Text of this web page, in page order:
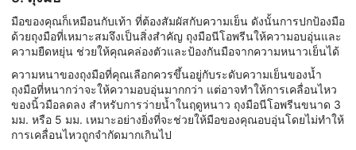
มือของคุณก็เหมือนกับเท้า ที่ต้องสัมผัสกับความเย็น ดังนั้นการปกป้องมือ
ด้วยถุงมือที่เหมาะสมจึงเป็นสิ่งสำคัญ ถุงมือนีโอพรีนให้ความอบอุ่นและ
ความยืดหยุ่น ช่วยให้คุณคล่องตัวและป้องกันมือจากความหนาวเย็นได้
ความหนาของถุงมือที่คุณเลือกควรขึ้นอยู่กับระดับความเย็นของน้ำ
ถุงมือที่หนากว่าจะให้ความอบอุ่นมากกว่า แต่อาจทำให้การเคลื่อนไหว
ของนิ้วมือลดลง สำหรับการว่ายน้ำในฤดูหนาว ถุงมือนีโอพรีนขนาด 3
มม. หรือ 5 มม. เหมาะอย่างยิ่งที่จะช่วยให้มือของคุณอบอุ่นโดยไม่ทำให้
การเคลื่อนไหวถูกจำกัดมากเกินไป